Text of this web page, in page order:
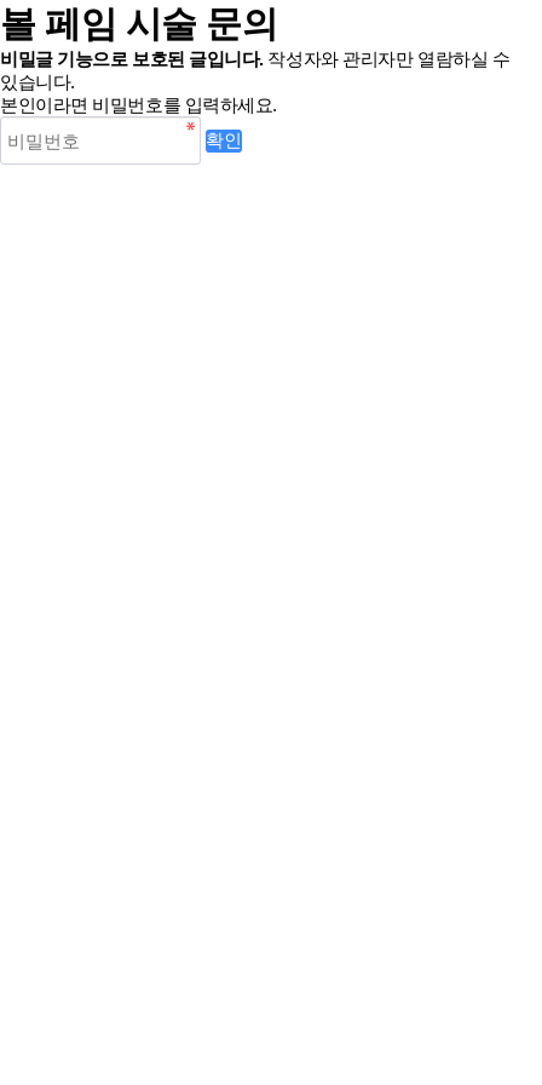
볼 페임 시술 문의
비밀글 기능으로 보호된 글입니다.작성자와 관리자만 열람하실 수
있습니다.
본인이라면 비밀번호를 입력하세요.